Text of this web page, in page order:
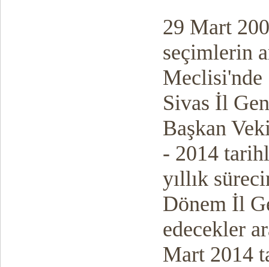
29 Mart
seçimlerin
Meclisi'nde
Sivas İl
Başkan
- 2014
yıllık
Dönem İl
edecekler
Mart 2014